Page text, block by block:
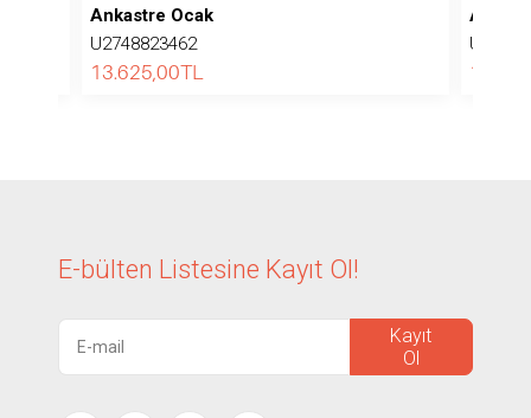
Ankastre Ocak
U2748823462
13.625,00TL
E-bülten Listesine Kayıt Ol!
Kayıt
Ol